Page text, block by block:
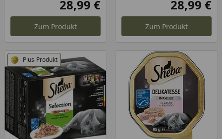
Aktueller Preis
28,99 €
Zum Produkt
28,99 €
Zum Produkt
Plus-Produkt